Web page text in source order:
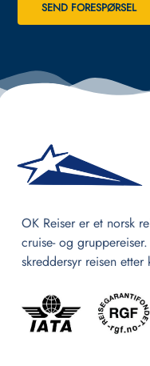
SEND FORESPØRSEL
OK Reiser er et norsk
cruise- og
skreddersyr reisen etter